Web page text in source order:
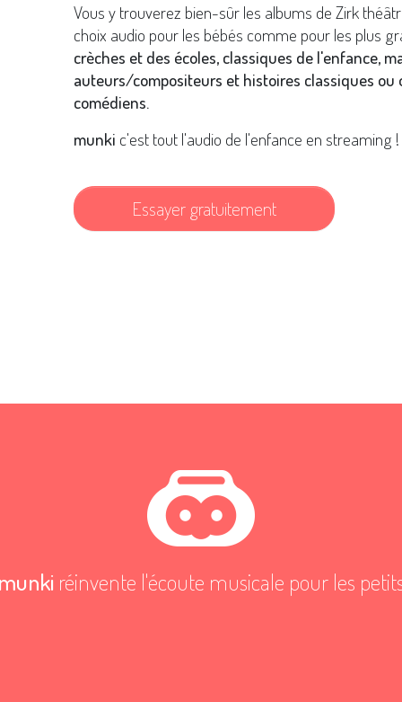
Vous y trouverez bien-sûr les albums de Zirk
choix audio pour les bébés comme pour les plus
crèches et des écoles, classiques de l'enfance,
auteurs/compositeurs et histoires classiques ou
comédiens.
munki c'est tout l'audio de l'enfance en streaming !
Essayer gratuitement
munki réinvente l'écoute musicale pour les